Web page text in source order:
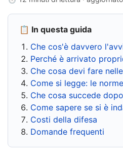
📋 In questa guida
Che cos'è davvero
Perché è arrivato
Che cosa devi fare
Come si legge: le
Che cosa succede dopo
Come sapere se si è
Costi della difesa
Domande frequenti